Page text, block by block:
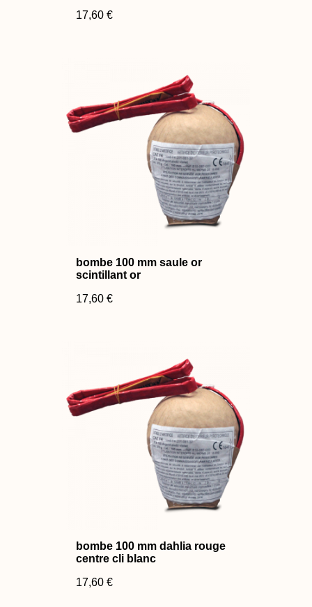
17,60 €
bombe 100 mm saule or
scintillant or
17,60 €
bombe 100 mm dahlia rouge
centre cli blanc
17,60 €